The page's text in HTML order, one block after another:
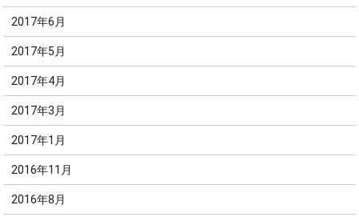
2017年6月
2017年5月
2017年4月
2017年3月
2017年1月
2016年11月
2016年8月